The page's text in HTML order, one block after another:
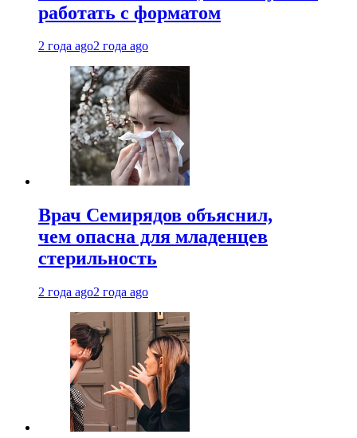
работать с форматом
2 года ago2 года ago
Врач Семирядов объяснил,
чем опасна для младенцев
стерильность
2 года ago2 года ago